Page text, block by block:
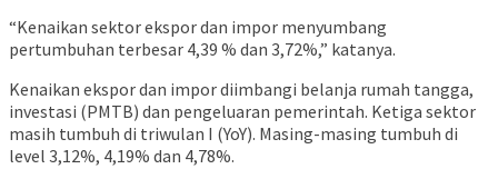
“Kenaikan sektor ekspor dan impor menyumbang
pertumbuhan terbesar 4,39 % dan 3,72%,” katanya.
Kenaikan ekspor dan impor diimbangi belanja rumah tangga,
investasi (PMTB) dan pengeluaran pemerintah. Ketiga sektor
masih tumbuh di triwulan I (YoY). Masing-masing tumbuh di
level 3,12%, 4,19% dan 4,78%.